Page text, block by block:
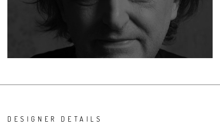
DESIGNER DETAILS